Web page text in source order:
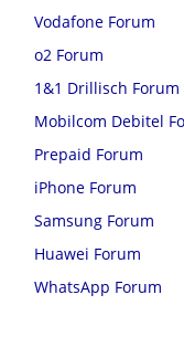
Vodafone Forum
o2 Forum
1&1 Drillisch Forum
Mobilcom Debitel
Prepaid Forum
iPhone Forum
Samsung Forum
Huawei Forum
WhatsApp Forum